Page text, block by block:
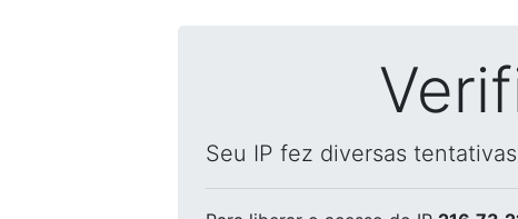
Seu IP fez diversas